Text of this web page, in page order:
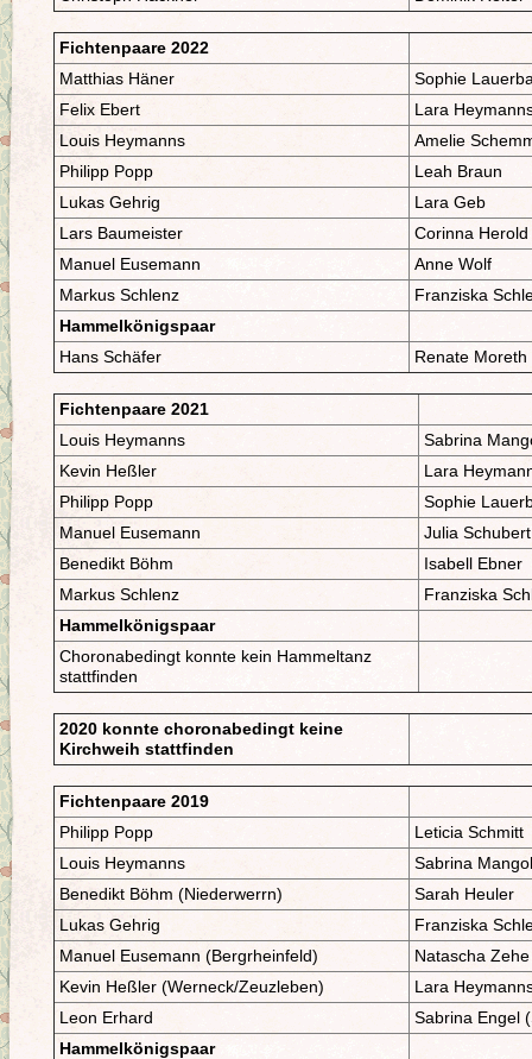
Fichtenpaare 2022
Matthias Häner
Sophie
Felix Ebert
Lara
Louis Heymanns
Amelie
Philipp Popp
Leah Braun
Lukas Gehrig
Lara Geb
Lars Baumeister
Corinna Herold
Manuel Eusemann
Anne Wolf
Markus Schlenz
Franziska
Hammelkönigspaar
Hans Schäfer
Renate Moreth
Fichtenpaare 2021
Louis Heymanns
Sabrina
Kevin Heßler
Lara
Philipp Popp
Sophie
Manuel Eusemann
Julia Schubert
Benedikt Böhm
Isabell Ebner
Markus Schlenz
Franziska
Hammelkönigspaar
Choronabedingt konnte kein Hammeltanz
stattfinden
2020 konnte choronabedingt keine
Kirchweih stattfinden
Fichtenpaare 2019
Philipp Popp
Leticia Schmitt
Louis Heymanns
Sabrina
Benedikt Böhm (Niederwerrn)
Sarah Heuler
Lukas Gehrig
Franziska
Manuel Eusemann (Bergrheinfeld)
Natascha Zehe
Kevin Heßler (Werneck/Zeuzleben)
Lara
Leon Erhard
Sabrina Engel
Hammelkönigspaar